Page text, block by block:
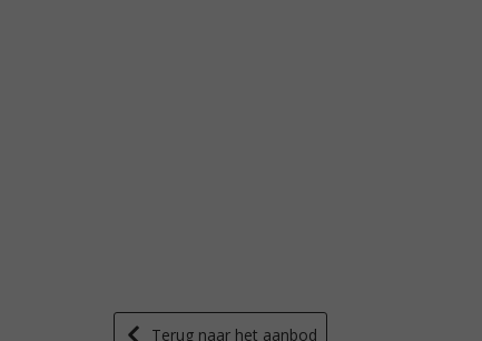
Terug naar het aanbod